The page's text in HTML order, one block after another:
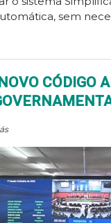
sem
CÓDIGO